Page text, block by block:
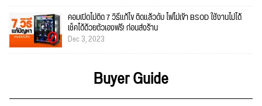
คอมเปิดไม่ติด 7 วิธีแก้ไข ติดแล้วดับ ไฟไม่เข้า BSOD ใช้งานไม่ได้
เช็คได้ด้วยตัวเองฟรี! ก่อนส่งร้าน
Dec 3, 2023
Buyer Guide